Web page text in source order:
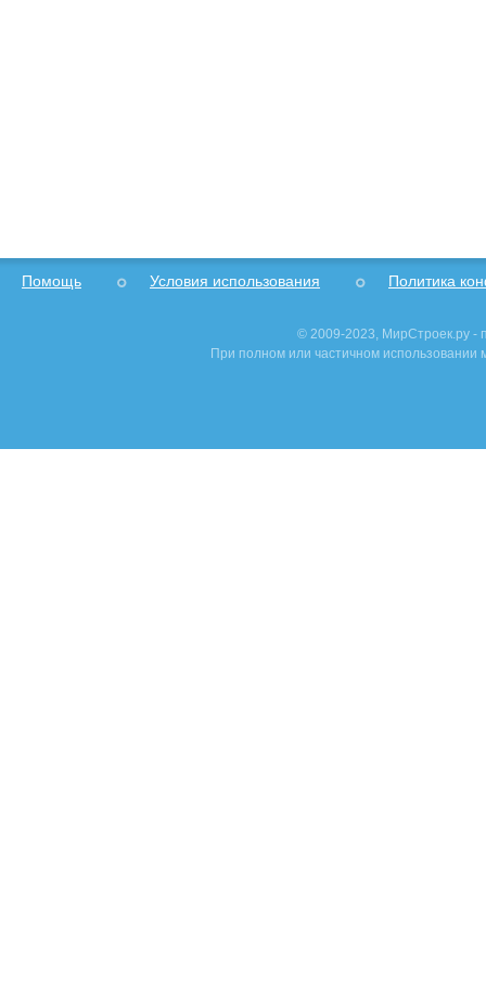
Помощь Условия использования Политика
© 2009-2023, МирСтроек.ру -
При полном или частичном использовании